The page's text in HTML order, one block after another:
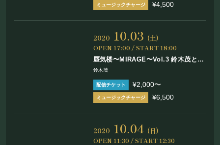
FOOD&DRINK
貸切パーティー・ホールレンタル
¥4,500
2020 10.03 (土)
OPEN 17:00 / START 18:00
蜃気楼〜MIRAGE〜Vol.3 鈴木茂とハ
ックルバック in まほろ座 MACHIDA
鈴木茂
¥2,000〜
¥6,500
2020 10.04 (日)
OPEN 11:30 / START 12:30